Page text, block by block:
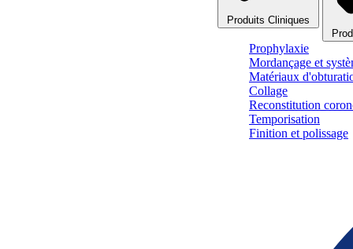
Produits Cliniques
Prophylaxie
Mordançage et
Matériaux
Collage
Reconstitution
Temporisation
Finition et polissage